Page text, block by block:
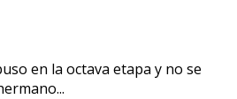
en la octava etapa y no se